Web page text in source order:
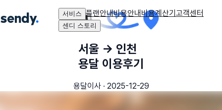
서비스 플랜안내비용안내비용계산기고객센터
센디 스토리
서울 → 인천
용달 이용후기
용달이사· 2025-12-29